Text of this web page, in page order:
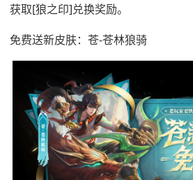
获取[狼之印]兑换奖励。
免费送新皮肤：苍-苍林狼骑